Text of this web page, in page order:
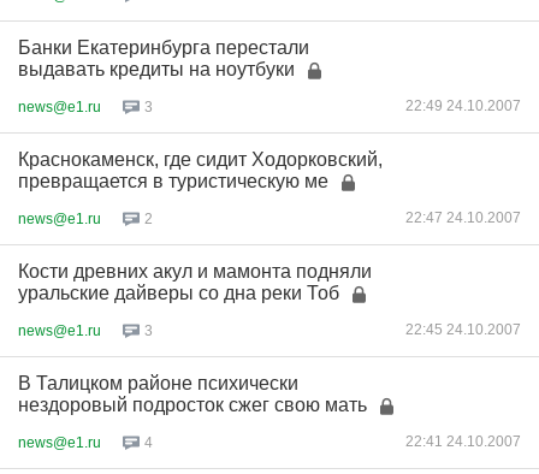
Банки Екатеринбурга перестали
выдавать кредиты на ноутбуки
news@e1.ru 3 22:49 24.10.2007
Краснокаменск, где сидит Ходорковский,
превращается в туристическую ме
news@e1.ru 2 22:47 24.10.2007
Кости древних акул и мамонта подняли
уральские дайверы со дна реки Тоб
news@e1.ru 3 22:45 24.10.2007
В Талицком районе психически
нездоровый подросток сжег свою мать
news@e1.ru 4 22:41 24.10.2007